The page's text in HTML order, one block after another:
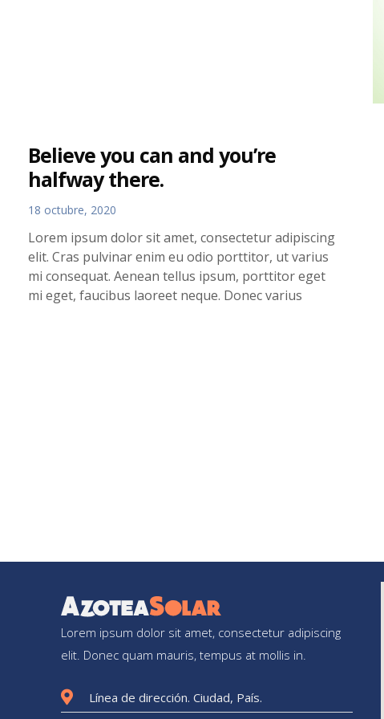
Believe you can and you’re
halfway there.
18 octubre, 2020
Lorem ipsum dolor sit amet, consectetur adipiscing
elit. Cras pulvinar enim eu odio porttitor, ut varius
mi consequat. Aenean tellus ipsum, porttitor eget
mi eget, faucibus laoreet neque. Donec varius
Lorem ipsum dolor sit amet, consectetur adipiscing
elit. Donec quam mauris, tempus at mollis in.
Línea de dirección. Ciudad, País.